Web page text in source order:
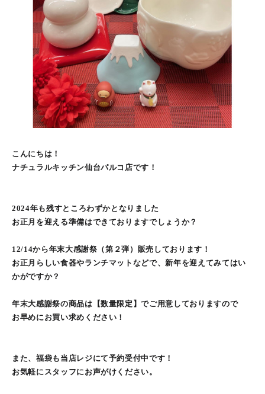
こんにちは！
ナチュラルキッチン仙台パルコ店です！
2024年も残すところわずかとなりました
お正月を迎える準備はできておりますでしょうか？
12/14から年末大感謝祭（第２弾）販売しております！
お正月らしい食器やランチマットなどで、新年を迎えてみてはい
かがですか？
年末大感謝祭の商品は【数量限定】でご用意しておりますので
お早めにお買い求めください！
また、福袋も当店レジにて予約受付中です！
お気軽にスタッフにお声がけください。